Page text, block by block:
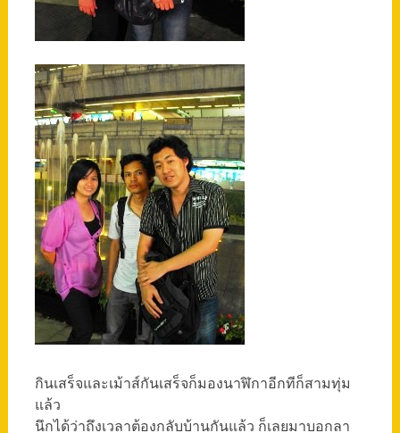
กินเสร็จและเม้าส์กันเสร็จก็มองนาฬิกาอีกทีก็สามทุ่ม
แล้ว
นึกได้ว่าถึงเวลาต้องกลับบ้านกันแล้ว ก็เลยมาบอกลา